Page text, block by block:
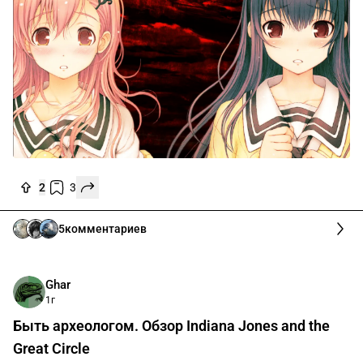
2 3
5комментариев
Ghar
1г
Быть археологом. Обзор Indiana Jones and the
Great Circle